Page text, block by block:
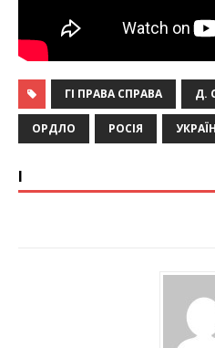
ГІ ПРАВА СПРАВА Д.
ОРДЛО РОСІЯ
І